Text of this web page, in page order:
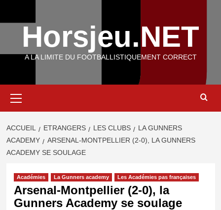
Horsjeu.NET
A LA LIMITE DU FOOTBALLISTIQUEMENT CORRECT
principal
ACCUEIL ETRANGERS LES CLUBS
LA GUNNERS
ACADEMY
ARSENAL-MONTPELLIER (2-0), LA GUNNERS
ACADEMY SE SOULAGE
Académies La Gunners academy Les Académies pas françaises
Arsenal-Montpellier (2-0), la
Gunners Academy se soulage